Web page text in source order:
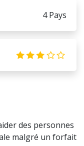
4 Pays
des personnes
malgré un forfait